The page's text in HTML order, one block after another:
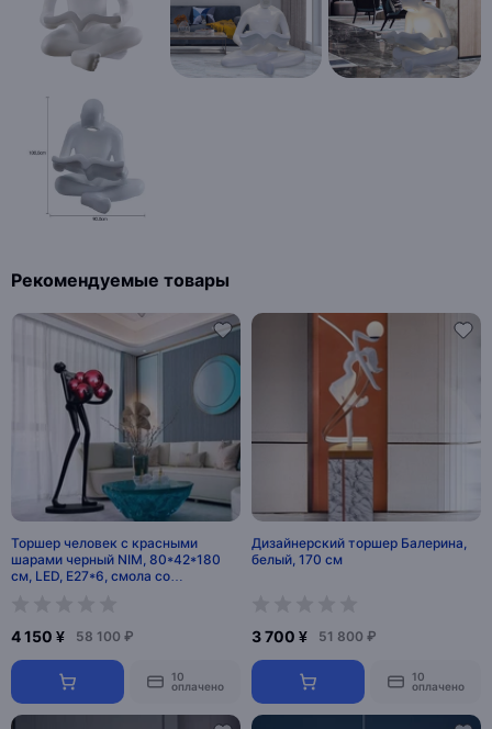
Рекомендуемые товары
Торшер человек с красными
шарами черный NIM, 80*42*180
см, LED, E27*6, смола со
4 150 ¥ 58 100 ₽
10
оплачено
Дизайнерский торшер Балерина,
белый, 170 см
3 700 ¥ 51 800 ₽
10
оплачено